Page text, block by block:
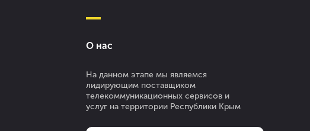
О нас
На данном этапе мы являемся
лидирующим поставщиком
телекоммуникационных сервисов и
услуг на территории Республики Крым